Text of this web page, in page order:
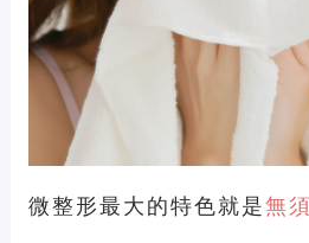
微整形最大的特色就是無